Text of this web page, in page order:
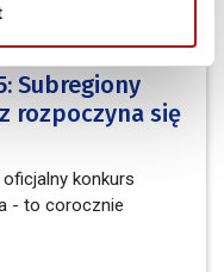
Subregiony
rozpoczyna się
konkurs
- to corocznie